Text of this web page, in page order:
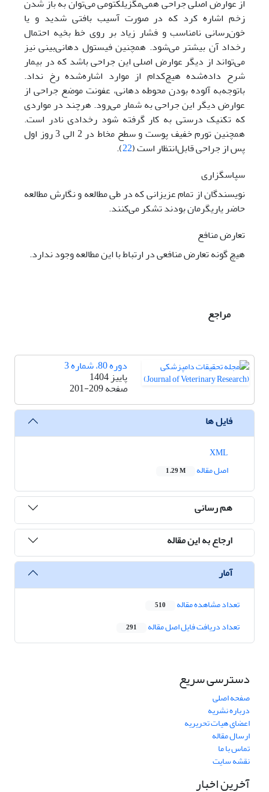
از عوارض اصلی جراحی همی‌مگزیلکتومی ‌می‌توان به باز شدن
زخم اشاره کرد که در صورت آسیب بافتی شدید و یا
خون‌رسانی نامناسب و فشار زیاد بر روی خط بخیه احتمال
رخداد آن بیشتر می‌شود. همچنین فیستول دهانی‌بینی نیز
می‌تواند از دیگر عوارض اصلی این جراحی باشد که در بیمار
شرح داده‌شده هیچ‌کدام از موارد اشاره‌شده رخ نداد.
با‌توجه‌به آلوده بودن محوطه دهانی، عفونت موضع جراحی از
عوارض دیگر این جراحی به شمار می‌رود. هرچند در مواردی
که تکنیک درستی به کار گرفته شود رخدادی نادر است.
همچنین تورم خفیف پوست و سطح مخاط در 2 الی 3 روز اول
پس از جراحی قابل‌انتظار است (22
).
سپاسگزاری
نویسندگان از تمام عزیزانی که در طی مطالعه و نگارش مطالعه
حاضر یاریگرمان بودند تشکر می‌کنند.
تعارض منافع
هیچ گونه تعارض منافعی در ارتباط با این مطالعه وجود ندارد.
مراجع
دوره 80، شماره 3
پاییز 1404
صفحه201-209
فایل ها
اصل مقاله
1.29 M
هم رسانی
ارجاع به این مقاله
آمار
تعداد مشاهده مقاله 510
تعداد دریافت فایل اصل مقاله 291
دسترسی سریع
صفحه اصلی
درباره نشریه
اعضای هیات تحریریه
ارسال مقاله
تماس با ما
نقشه سایت
آخرین اخبار